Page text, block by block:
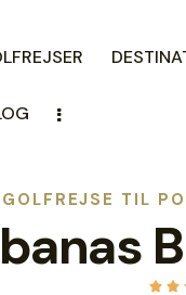
GOLFREJSE TIL
 